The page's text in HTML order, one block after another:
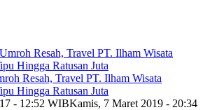
Resah, Travel PT. Ilham Wisata
Hingga Ratusan Juta
- 12:52 WIBKamis, 7 Maret 2019 - 20:34